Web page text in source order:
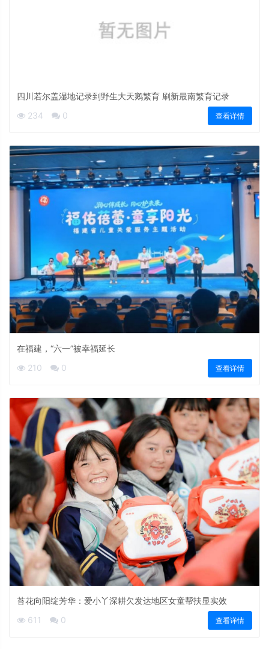
四川若尔盖湿地记录到野生大天鹅繁育 刷新最南繁育记录
234
0 查看详情
在福建，“六一”被幸福延长
210
0 查看详情
苔花向阳绽芳华：爱小丫深耕欠发达地区女童帮扶显实效
611
0 查看详情